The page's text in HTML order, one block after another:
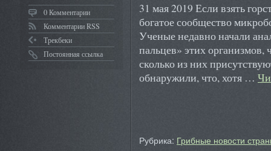
0 Комментарии
Комментарии RSS
Трекбеки
Постоянная ссылка
31 мая 2019 Если взять
богатое сообщество
Ученые недавно начали
пальцев» этих
сколько из них
обнаружили, что, хотя …
Рубрика: Грибные новости